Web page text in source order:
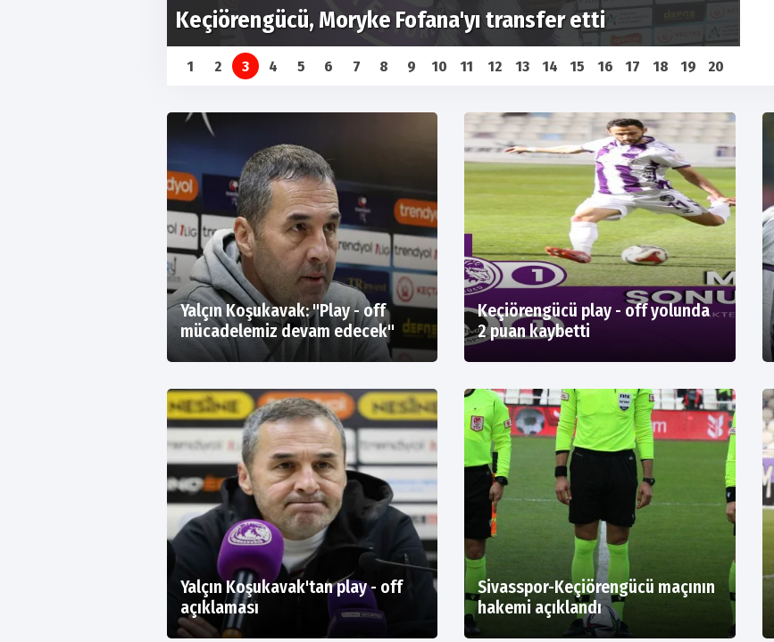
Keçiörengücü sponsorunu açıkladı
1 2 3 4 5 6 7 8 9 10 11 12 13 14 15 16 17 18 19 20
Yalçın Koşukavak: "Play - off
mücadelemiz devam edecek"
Keçiörengücü play - off yolunda
2 puan kaybetti
Yalçın Koşukavak'tan play - off
açıklaması
Sivasspor-Keçiörengücü maçının
hakemi açıklandı